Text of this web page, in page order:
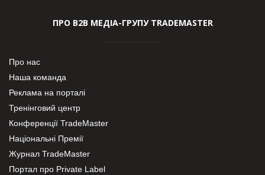
ПРО В2В МЕДІА-ГРУПУ TRADEMASTER
Про нас
Наша команда
Реклама на порталі
Тренінговий центр
Конференції TradeMaster
Національні Премії
Журнал TradeMaster
Портал про Private Label